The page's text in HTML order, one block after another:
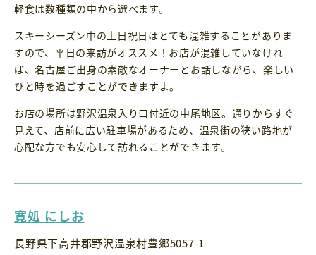
軽食は数種類の中から選べます。
スキーシーズン中の土日祝日はとても混雑することがありま
すので、平日の来訪がオススメ！お店が混雑していなけれ
ば、名古屋ご出身の素敵なオーナーとお話しながら、楽しい
ひと時を過ごすことができますよ。
お店の場所は野沢温泉入り口付近の中尾地区。通りからすぐ
見えて、店前に広い駐車場があるため、温泉街の狭い路地が
心配な方でも安心して訪れることができます。
寛処 にしお
長野県下高井郡野沢温泉村豊郷5057-1